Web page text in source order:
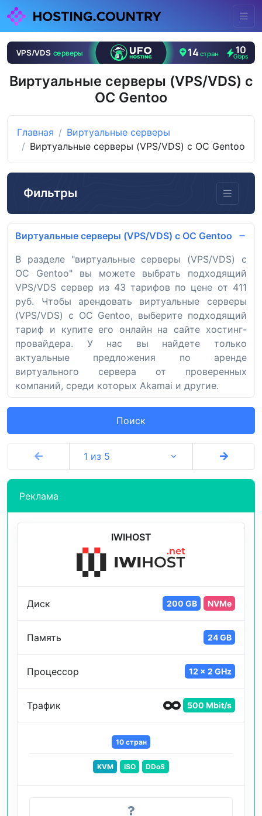
Виртуальные серверы (VPS/VDS) с
ОС Gentoo
Главная
Виртуальные серверы
Виртуальные серверы (VPS/VDS) с ОС Gentoo
Фильтры
Виртуальные серверы (VPS/VDS) с ОС Gentoo
В разделе "виртуальные серверы (VPS/VDS) с
ОС Gentoo" вы можете выбрать подходящий
VPS/VDS сервер из 43 тарифов по цене от 411
руб. Чтобы арендовать виртуальные серверы
(VPS/VDS) с ОС Gentoo, выберите подходящий
тариф и купите его онлайн на сайте хостинг-
провайдера. У нас вы найдете только
актуальные предложения по аренде
виртуального сервера от проверенных
компаний, среди которых Akamai и другие.
Поиск
1 из 5
Реклама
IWIHOST
Диск 200 GB NVMe
Память 24 GB
Процессор 12 x 2 GHz
Трафик 500 Mbit/s
10 стран
KVM ISO DDoS